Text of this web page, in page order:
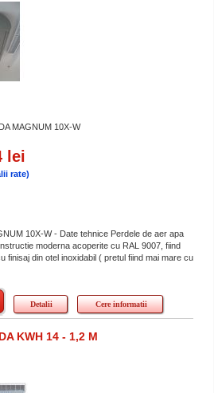
MAGNUM 10X-W
lei
rate)
10X-W - Date tehnice Perdele de aer apa
moderna acoperite cu RAL 9007, fiind
finisaj din otel inoxidabil ( pretul fiind mai mare cu
Detalii Cere informatii
KWH 14 - 1,2 M